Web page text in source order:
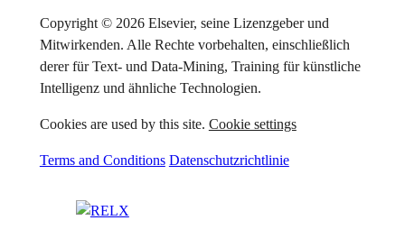
Copyright © 2026 Elsevier, seine Lizenzgeber und
Mitwirkenden. Alle Rechte vorbehalten, einschließlich
derer für Text- und Data-Mining, Training für künstliche
Intelligenz und ähnliche Technologien.
Cookies are used by this site. Cookie settings
Terms and Conditions Datenschutzrichtlinie